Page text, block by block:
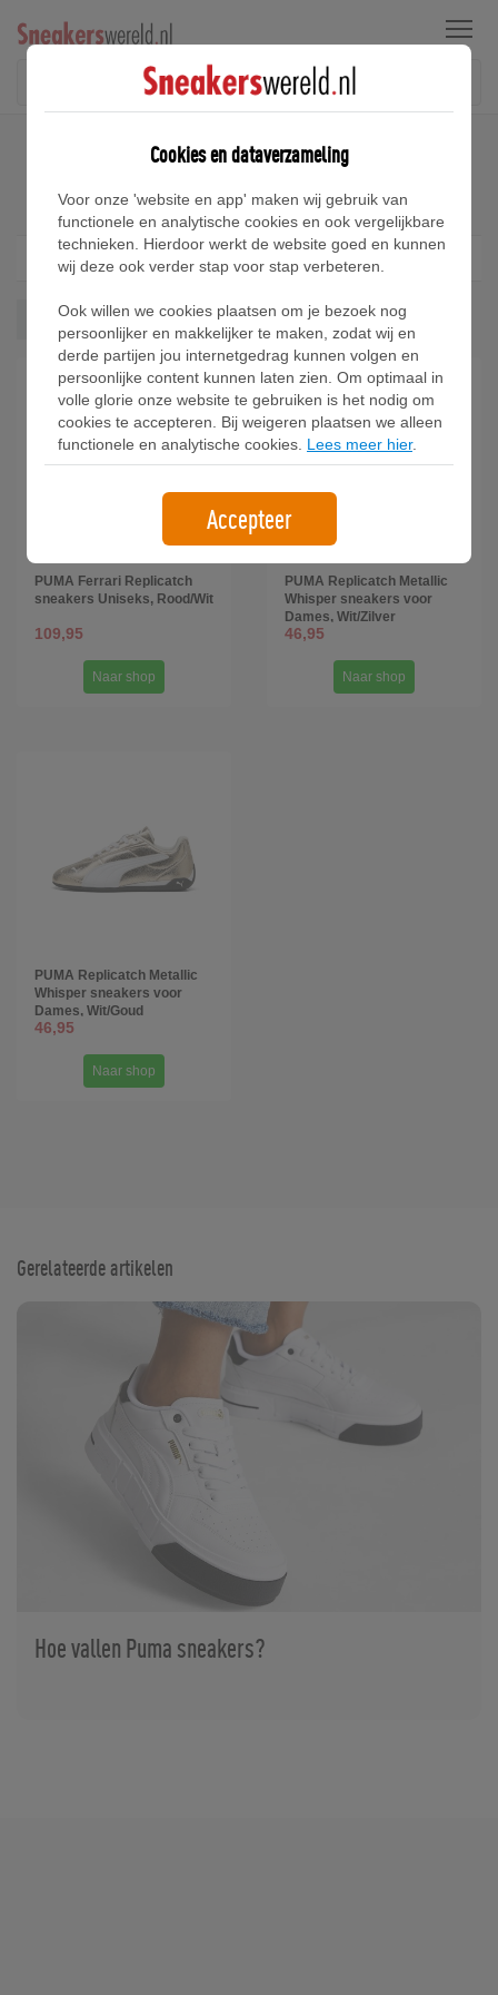
Menu
Puma Replicatch Sneakers
Replicatch Wis alles
PUMA Ferrari Replicatch
sneakers Uniseks, Rood/Wit
109,95
Naar shop
PUMA Replicatch Metallic
Whisper sneakers voor
Dames, Wit/Zilver
46,95
Naar shop
PUMA Replicatch Metallic
Whisper sneakers voor
Dames, Wit/Goud
46,95
Naar shop
Gerelateerde artikelen
Hoe vallen Puma sneakers?
Cookies en dataverzameling
Voor onze 'website en app' maken wij gebruik van
functionele en analytische cookies en ook vergelijkbare
technieken. Hierdoor werkt de website goed en kunnen
wij deze ook verder stap voor stap verbeteren.
Ook willen we cookies plaatsen om je bezoek nog
persoonlijker en makkelijker te maken, zodat wij en
derde partijen jou internetgedrag kunnen volgen en
persoonlijke content kunnen laten zien. Om optimaal in
volle glorie onze website te gebruiken is het nodig om
cookies te accepteren. Bij weigeren plaatsen we alleen
functionele en analytische cookies. Lees meer hier.
Accepteer